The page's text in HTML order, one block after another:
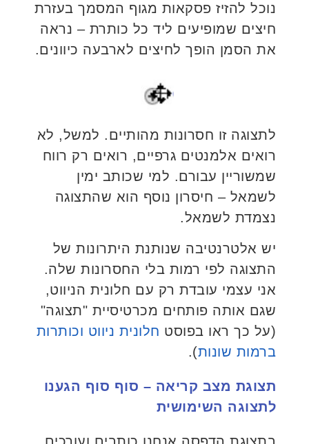
נוכל להזיז פסקאות מגוף המסמך בעזרת
חיצים שמופיעים ליד כל כותרת – נראה
את הסמן הופך לחיצים לארבעה כיוונים.
לתצוגה זו חסרונות מהותיים. למשל, לא
רואים אלמנטים גרפיים, רואים רק רווח
שמשוריין עבורם. למי שכותב ימין
לשמאל – חיסרון נוסף הוא שהתצוגה
נצמדת לשמאל.
יש אלטרנטיבה שנותנת היתרונות של
התצוגה לפי רמות בלי החסרונות שלה.
אני עצמי עובדת רק עם חלונית הניווט,
שגם אותה פותחים מכרטיסיית "תצוגה"
(על כך ראו בפוסט חלונית ניווט וכותרות
ברמות שונות).
תצוגת מצב קריאה – סוף סוף הגענו
לתצוגה השימושית